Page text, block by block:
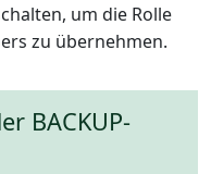
um die Rolle
zu übernehmen.
BACKUP-